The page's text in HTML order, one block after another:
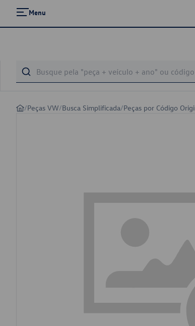
Menu
/Peças VW/Busca Simplificada/Peças por Código